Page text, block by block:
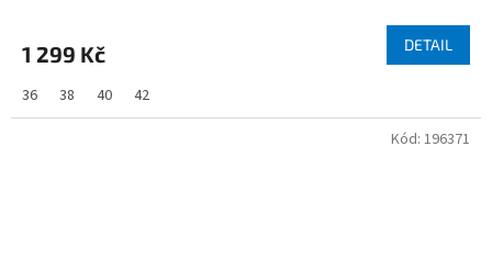
1 299 Kč DETAIL
36 38 40 42
Kód: 196371